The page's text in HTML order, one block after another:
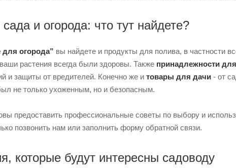
и огорода: что тут найдете?
для огорода” вы найдете и продукты для полива, в частности
растения всегда были здоровы. Также принадлежности
и защиты от вредителей. Конечно же и товары для дачи - от
не только ухоженным, но и безопасным.
предоставить профессиональные советы по выбору и
позвонить нам или заполнить форму обратной связи.
которые будут интересны садоводу